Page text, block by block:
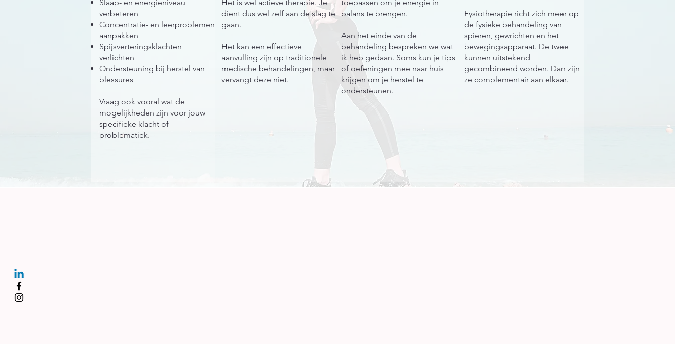
Slaap- en energieniveau
verbeteren
Concentratie- en leerproblemen
aanpakken
Spijsverteringsklachten
verlichten
Ondersteuning bij herstel van
blessures
Vraag ook vooral wat de
mogelijkheden zijn voor jouw
specifieke klacht of
problematiek.
Het is wel actieve therapie. Je
dient dus wel zelf aan de slag te
gaan.
Het kan een effectieve
aanvulling zijn op traditionele
medische behandelingen, maar
vervangt deze niet.
toepassen om je energie in
balans te brengen.
Aan het einde van de
behandeling bespreken we wat
ik heb gedaan. Soms kun je tips
of oefeningen mee naar huis
krijgen om je herstel te
ondersteunen.
Fysiotherapie richt zich meer op
de fysieke behandeling van
spieren, gewrichten en het
bewegingsapparaat. De twee
kunnen uitstekend
gecombineerd worden. Dan zijn
ze complementair aan elkaar.